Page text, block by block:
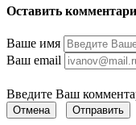
Оставить
Ваше имя
Ваш email
Введите Ваш
Отмена Отправить